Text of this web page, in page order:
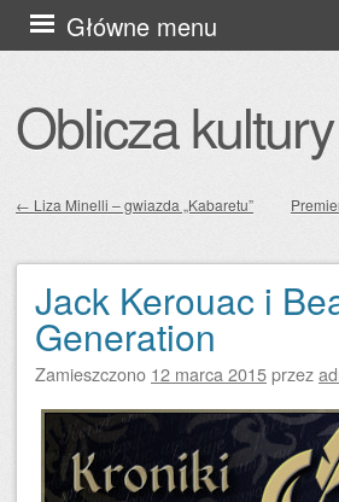
Oblicza kultury
Główne menu
Przejdź
do
← Liza Minelli – gwiazda „Kabaretu”
Jack Kerouac i
Generation
Zamieszczono 12 marca 2015przez